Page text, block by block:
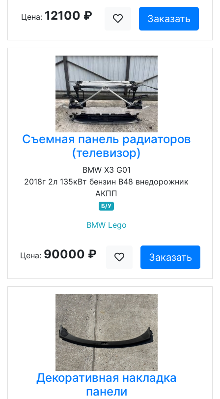
Цена: 12100 ₽ Заказать
Съемная панель радиаторов
(телевизор)
BMW X3 G01
2018г 2л 135кВт бензин B48 внедорожник
АКПП
Б/У
BMW Lego
Цена: 90000 ₽ Заказать
Декоративная накладка
панели